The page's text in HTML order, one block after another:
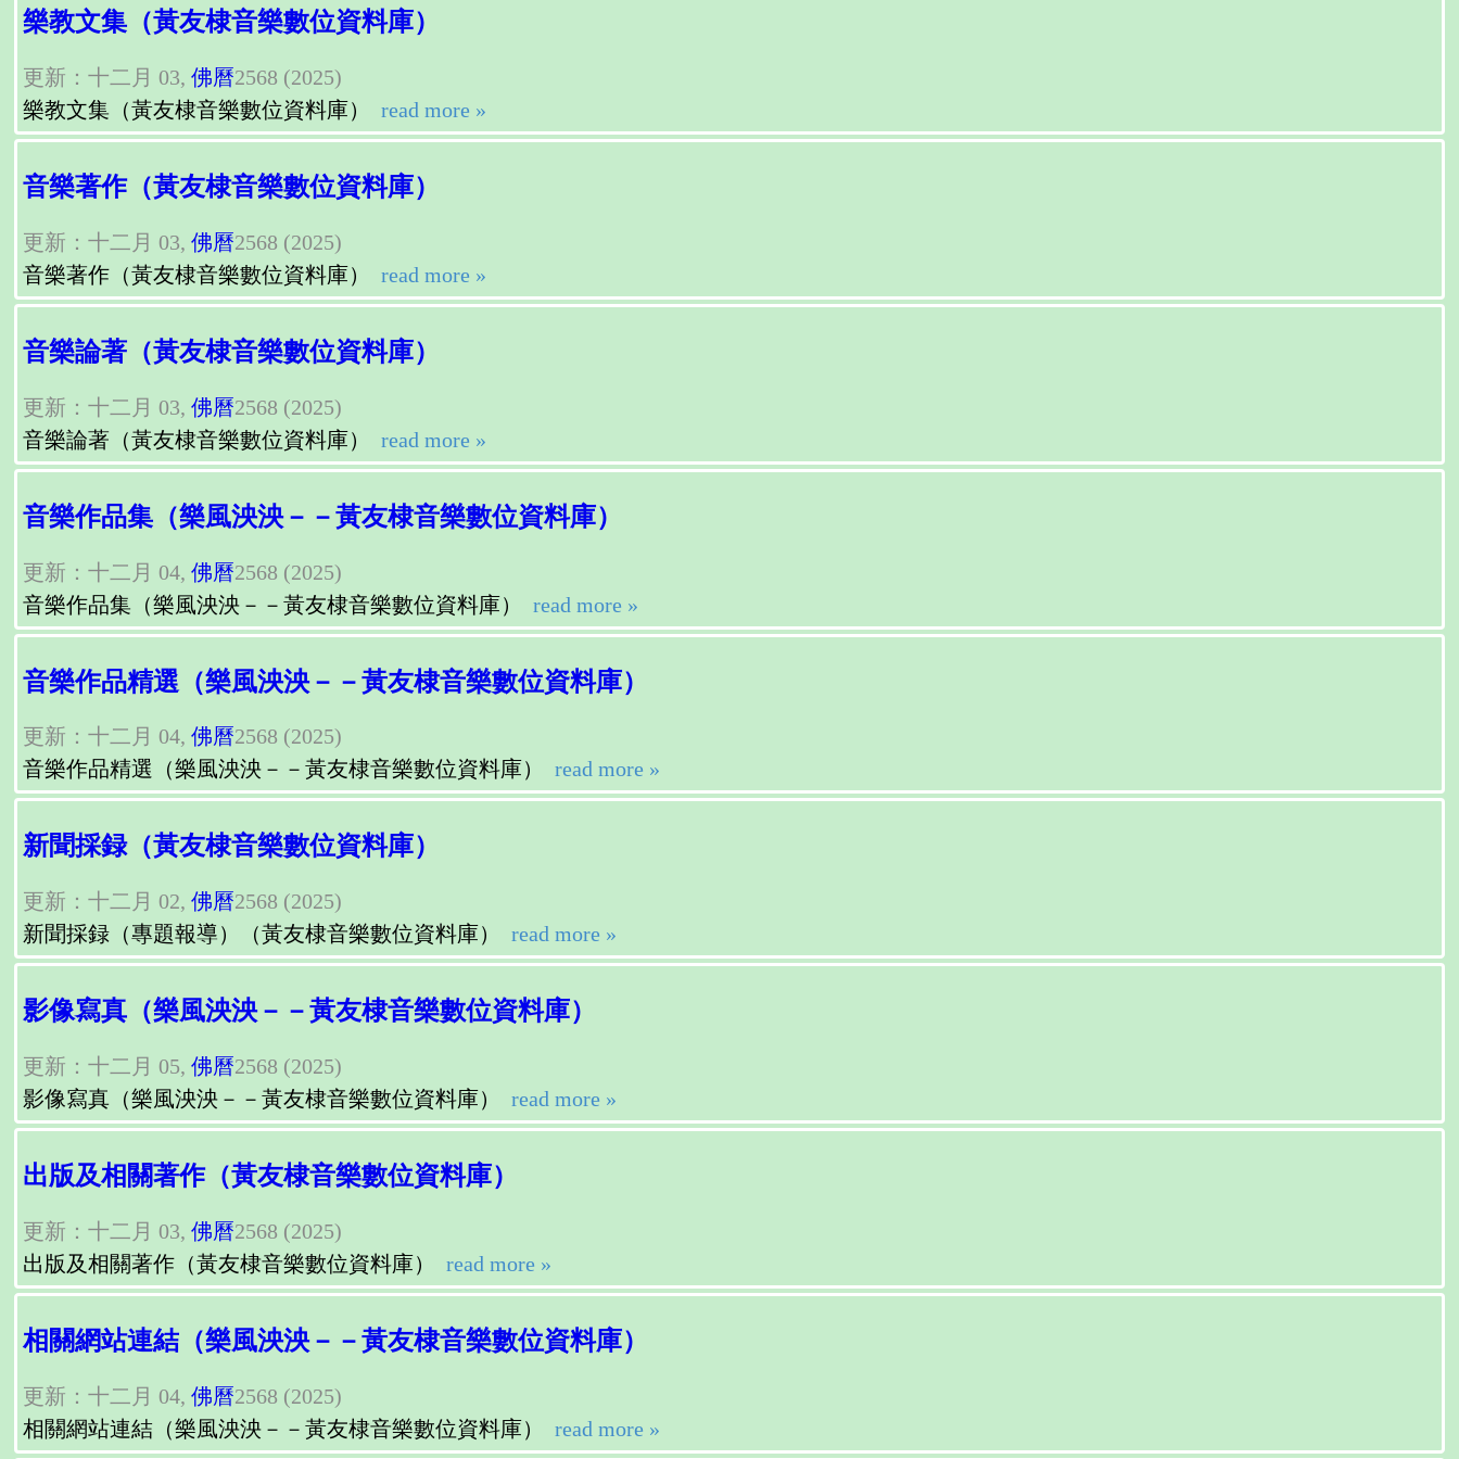
樂教文集（黃友棣音樂數位資料庫）
更新：十二月 03, 佛曆2568 (2025)
樂教文集（黃友棣音樂數位資料庫）
read more »
音樂著作（黃友棣音樂數位資料庫）
更新：十二月 03, 佛曆2568 (2025)
音樂著作（黃友棣音樂數位資料庫）
read more »
音樂論著（黃友棣音樂數位資料庫）
更新：十二月 03, 佛曆2568 (2025)
音樂論著（黃友棣音樂數位資料庫）
read more »
音樂作品集（樂風泱泱－－黃友棣音樂數位資料庫）
更新：十二月 04, 佛曆2568 (2025)
音樂作品集（樂風泱泱－－黃友棣音樂數位資料庫）
read more »
音樂作品精選（樂風泱泱－－黃友棣音樂數位資料庫）
更新：十二月 04, 佛曆2568 (2025)
音樂作品精選（樂風泱泱－－黃友棣音樂數位資料庫）
read more »
新聞採録（黃友棣音樂數位資料庫）
更新：十二月 02, 佛曆2568 (2025)
新聞採録（專題報導）（黃友棣音樂數位資料庫）
read more »
影像寫真（樂風泱泱－－黃友棣音樂數位資料庫）
更新：十二月 05, 佛曆2568 (2025)
影像寫真（樂風泱泱－－黃友棣音樂數位資料庫）
read more »
出版及相關著作（黃友棣音樂數位資料庫）
更新：十二月 03, 佛曆2568 (2025)
出版及相關著作（黃友棣音樂數位資料庫）
read more »
相關網站連結（樂風泱泱－－黃友棣音樂數位資料庫）
更新：十二月 04, 佛曆2568 (2025)
相關網站連結（樂風泱泱－－黃友棣音樂數位資料庫）
read more »